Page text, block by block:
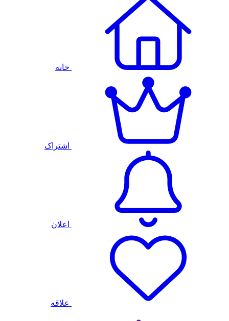
خانه
اشتراک
اعلان
علاقه